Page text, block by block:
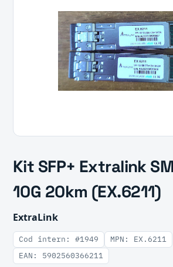
Kit SFP+ Extralink
10G 20km (EX.6211)
ExtraLink
Cod intern: #1949
MPN: EX.6211
EAN: 5902560366211